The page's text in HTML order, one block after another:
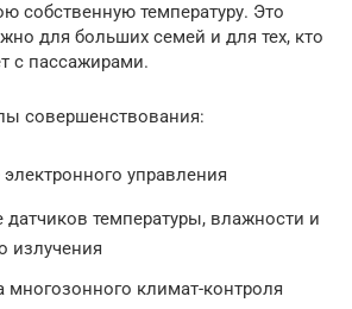
собственную температуру. Это
для больших семей и для тех, кто
с пассажирами.
совершенствования:
управления
датчиков температуры, влажности и
излучения
многозонного климат-контроля